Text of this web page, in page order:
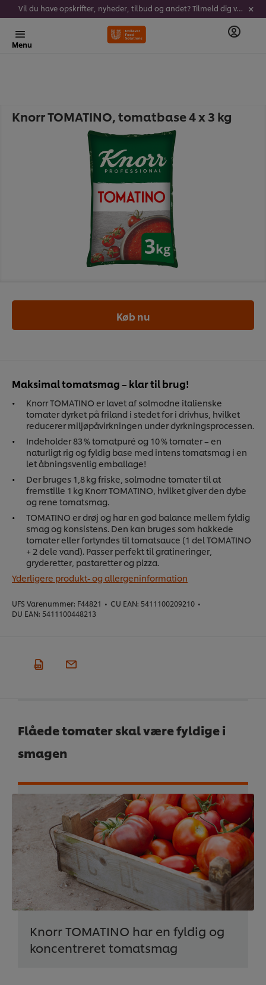
Vil du have opskrifter, nyheder, tilbud og andet? Tilmeld dig vores nyhedsbrev!
Menu
Knorr TOMATINO, tomatbase 4 x 3 kg
Maksimal tomatsmag – klar til brug!
Knorr TOMATINO er lavet af solmodne italienske
tomater dyrket på friland i stedet for i drivhus, hvilket
reducerer miljøpåvirkningen under dyrkningsprocessen.
Indeholder 83 % tomatpuré og 10 % tomater – en
naturligt rig og fyldig base med intens tomatsmag i en
let åbningsvenlig emballage!
Der bruges 1,8 kg friske, solmodne tomater til at
fremstille 1 kg Knorr TOMATINO, hvilket giver den dybe
og rene tomatsmag.
TOMATINO er drøj og har en god balance mellem fyldig
smag og konsistens. Den kan bruges som hakkede
tomater eller fortyndes til tomatsauce (1 del TOMATINO
+ 2 dele vand). Passer perfekt til gratineringer,
gryderetter, pastaretter og pizza.
Yderligere produkt- og allergeninformation
UFS Varenummer: F44821 • CU EAN: 5411100209210 •
DU EAN: 5411100448213
Køb nu
Flåede tomater skal være fyldige i
smagen
Knorr TOMATINO har en fyldig og
koncentreret tomatsmag